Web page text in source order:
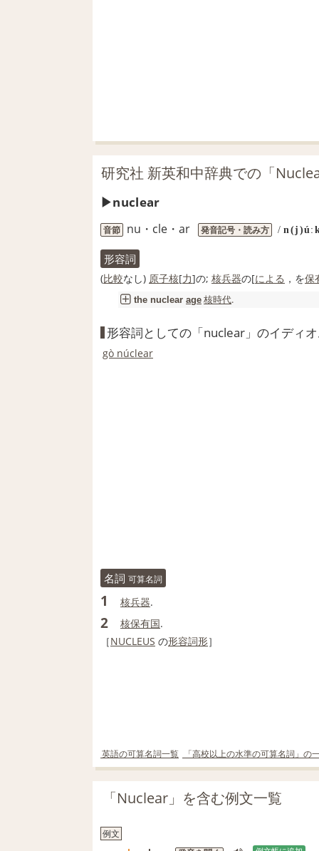
研究社 新英和中辞典での「
nuclear
音節 nu・cle・ar 発音記号・読み方 /
形容詞
(比較なし) 原子核[力]の; 核兵器の[による ，を保
the nuclear age 核時代.
形容詞としての「nuclear」のイディ
gò núclear
名詞 可算名詞
1 核兵器.
2 核保有国.
［NUCLEUS の形容詞形］
英語の可算名詞一覧 「高校以上の水準の可算名詞」の
「Nuclear」を含む例文一覧
例文